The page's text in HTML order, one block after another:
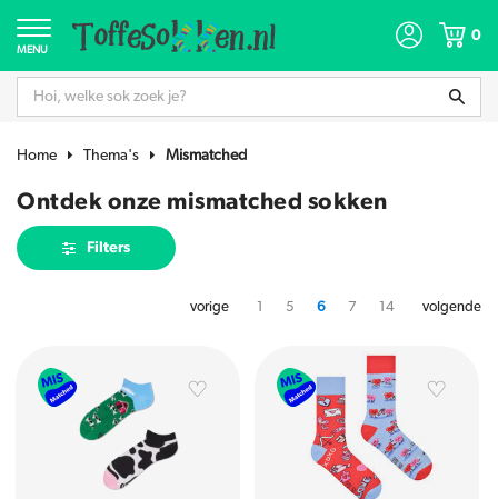
MENU
0
Home Thema's Mismatched
Ontdek onze mismatched sokken
Filters
vorige 1 5 6 7 14 volgende